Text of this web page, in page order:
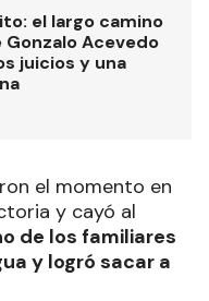
el largo camino
Acevedo
juicios y una
el momento en
y cayó al
de los familiares
y logró sacar a